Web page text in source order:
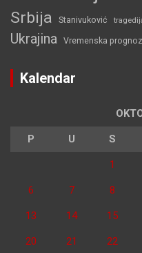
Srbija Stanivuković
Ukrajina Vremenska
Kalendar
P U S
1
6 7 8
13 14 15
20 21 22